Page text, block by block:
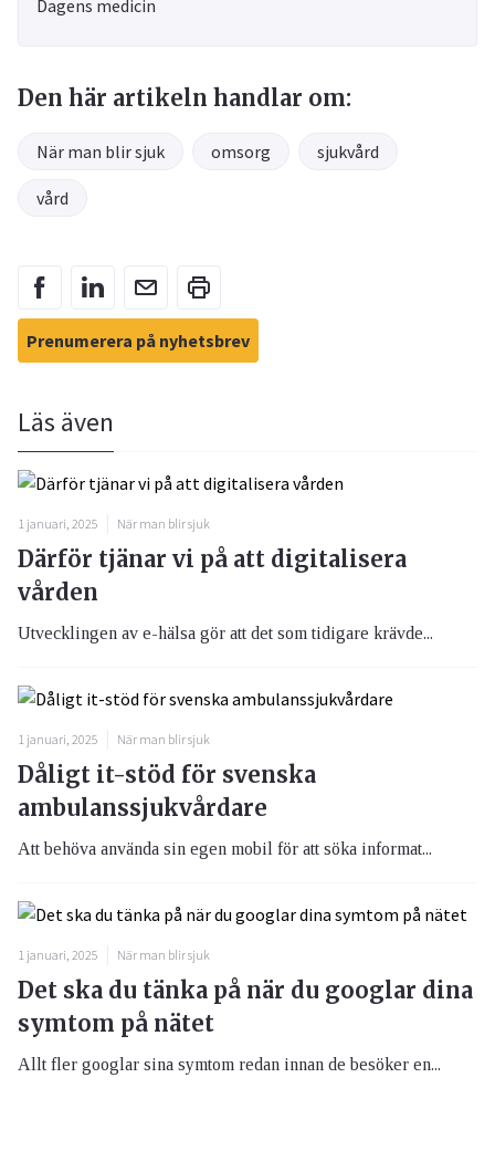
Dagens medicin
Den här artikeln handlar om:
När man blir sjuk omsorg sjukvård
vård
Prenumerera på nyhetsbrev
Läs även
1 januari, 2025 När man blir sjuk
Därför tjänar vi på att digitalisera
vården
Utvecklingen av e-hälsa gör att det som tidigare krävde...
1 januari, 2025 När man blir sjuk
Dåligt it-stöd för svenska
ambulanssjukvårdare
Att behöva använda sin egen mobil för att söka informat...
1 januari, 2025 När man blir sjuk
Det ska du tänka på när du googlar dina
symtom på nätet
Allt fler googlar sina symtom redan innan de besöker en...